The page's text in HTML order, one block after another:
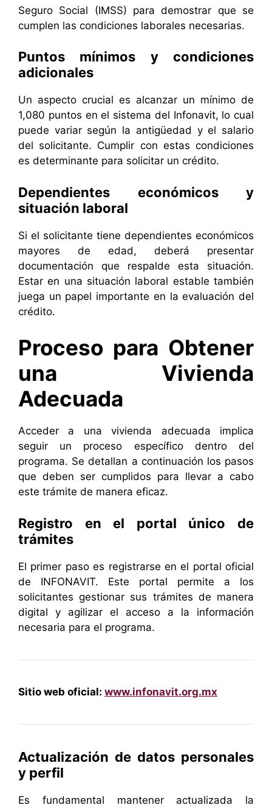
Seguro Social (IMSS) para demostrar que se
cumplen las condiciones laborales necesarias.
Puntos mínimos y condiciones
adicionales
Un aspecto crucial es alcanzar un mínimo de
1,080 puntos en el sistema del Infonavit, lo cual
puede variar según la antigüedad y el salario
del solicitante. Cumplir con estas condiciones
es determinante para solicitar un crédito.
Dependientes económicos y
situación laboral
Si el solicitante tiene dependientes económicos
mayores de edad, deberá presentar
documentación que respalde esta situación.
Estar en una situación laboral estable también
juega un papel importante en la evaluación del
crédito.
Proceso para Obtener
una Vivienda
Adecuada
Acceder a una vivienda adecuada implica
seguir un proceso específico dentro del
programa. Se detallan a continuación los pasos
que deben ser cumplidos para llevar a cabo
este trámite de manera eficaz.
Registro en el portal único de
trámites
El primer paso es registrarse en el portal oficial
de INFONAVIT. Este portal permite a los
solicitantes gestionar sus trámites de manera
digital y agilizar el acceso a la información
necesaria para el programa.
Sitio web oficial: www.infonavit.org.mx
Actualización de datos personales
y perfil
Es fundamental mantener actualizada la